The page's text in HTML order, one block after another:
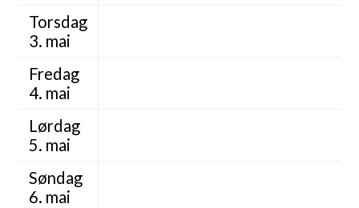
Torsdag
3. mai
Fredag
4. mai
Lørdag
5. mai
Søndag
6. mai